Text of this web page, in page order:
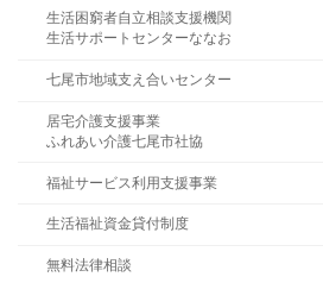
生活困窮者自立相談支援機関
生活サポートセンターななお
七尾市地域支え合いセンター
居宅介護支援事業
ふれあい介護七尾市社協
福祉サービス利用支援事業
生活福祉資金貸付制度
無料法律相談